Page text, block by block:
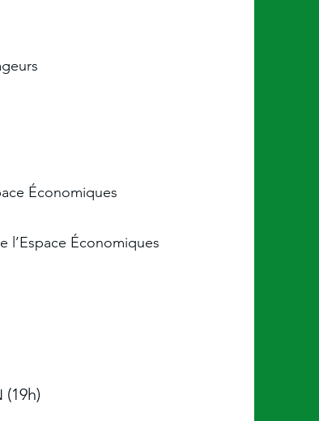
Économiques
l’Espace Économiques
(19h)